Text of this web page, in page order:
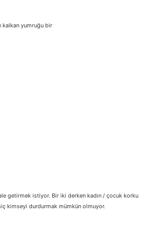
kalkan yumruğu bir
getirmek istiyor. Bir iki derken kadın / çocuk korku
kimseyi durdurmak mümkün olmuyor.